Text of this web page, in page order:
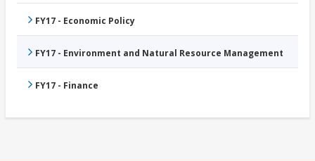
FY17 - Economic Policy
FY17 - Environment and Natural Resource Management
FY17 - Finance